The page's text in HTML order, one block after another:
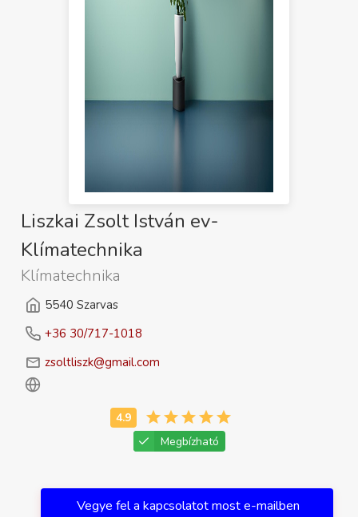
Liszkai Zsolt István ev-
Klímatechnika
Klímatechnika
5540 Szarvas
+36 30/717-1018
zsoltliszk@gmail.com
Megbízható
Vegye fel a kapcsolatot most e-mailben